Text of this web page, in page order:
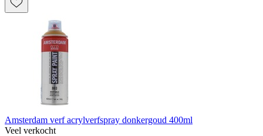
Amsterdam verf acrylverfspray donkergoud 400ml
Veel verkocht